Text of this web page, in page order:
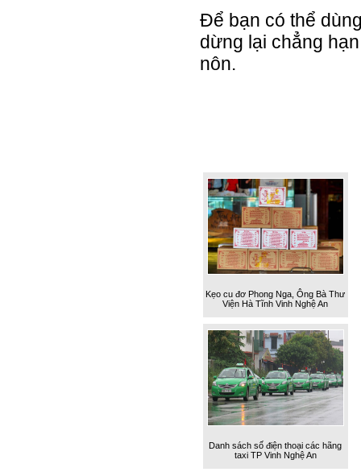
Để bạn có thể
dừng lại chẳng
nôn.
Kẹo cu đơ Phong Nga, Ông Bà Thư
Viện Hà Tĩnh Vinh Nghệ An
Danh sách số điện thoại các hãng
taxi TP Vinh Nghệ An